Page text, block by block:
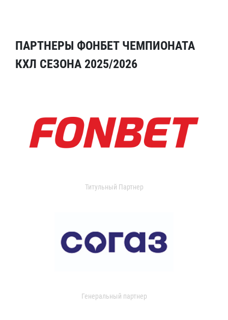
ПАРТНЕРЫ ФОНБЕТ ЧЕМПИОНАТА
КХЛ СЕЗОНА 2025/2026
Титульный Партнер
Генеральный партнер